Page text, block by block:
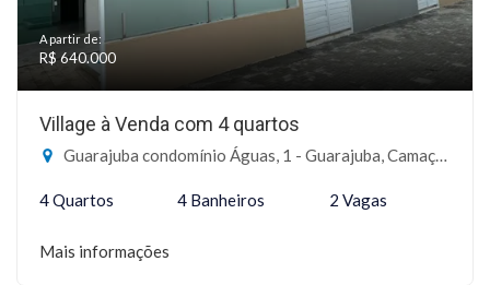
A partir de:
R$ 640.000
Village à Venda com 4 quartos
Guarajuba condomínio Águas, 1 - Guarajuba, Camaçari-BA
4 Quartos 4 Banheiros 2 Vagas
Mais informações